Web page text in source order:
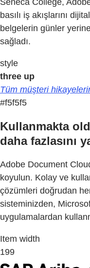
basılı iş akışlarını
belgelerin günler
sağladı.
style
three up
Tüm müşteri
#f5f5f5
Kullanmakta
daha fazlasını
Adobe Document
koyulun. Kolay ve
çözümleri doğrudan
sisteminizden,
uygulamalardan
Item width
199